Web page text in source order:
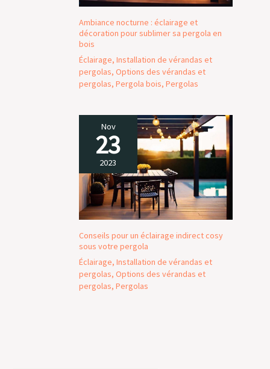
Ambiance nocturne : éclairage et
décoration pour sublimer sa pergola en
bois
Éclairage, Installation de vérandas et
pergolas, Options des vérandas et
pergolas, Pergola bois, Pergolas
Nov
23
2023
Conseils pour un éclairage indirect cosy
sous votre pergola
Éclairage, Installation de vérandas et
pergolas, Options des vérandas et
pergolas, Pergolas